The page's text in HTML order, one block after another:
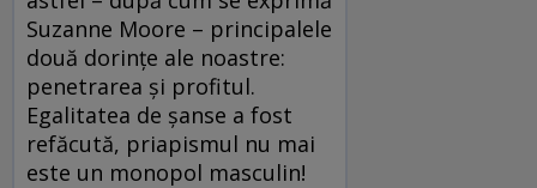
Suzanne Moore – principalele
două dorințe ale noastre:
penetrarea și profitul.
Egalitatea de șanse a fost
refăcută, priapismul nu mai
este un monopol masculin!